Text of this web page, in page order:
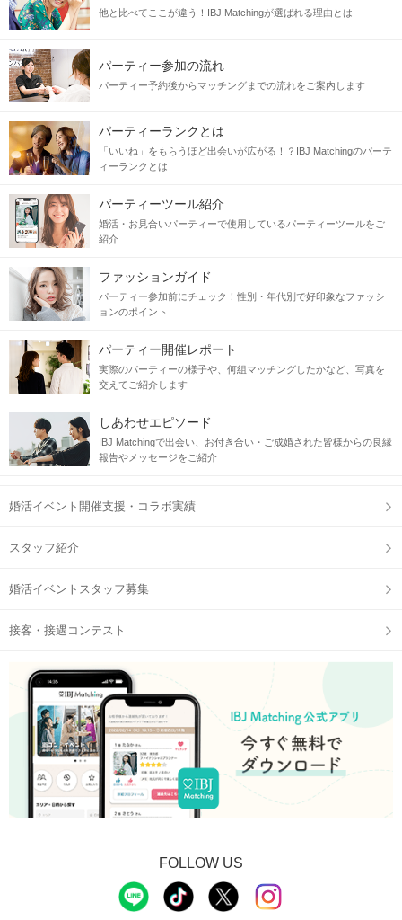
他と比べてここが違う！IBJ Matchingが選ばれる理由とは
パーティー参加の流れ
パーティー予約後からマッチングまでの流れをご案内します
パーティーランクとは
「いいね」をもらうほど出会いが広がる！？IBJ Matchingのパーテ
ィーランクとは
パーティーツール紹介
婚活・お見合いパーティーで使用しているパーティーツールをご
紹介
ファッションガイド
パーティー参加前にチェック！性別・年代別で好印象なファッシ
ョンのポイント
パーティー開催レポート
実際のパーティーの様子や、何組マッチングしたかなど、写真を
交えてご紹介します
しあわせエピソード
IBJ Matchingで出会い、お付き合い・ご成婚された皆様からの良縁
報告やメッセージをご紹介
婚活イベント開催支援・コラボ実績
スタッフ紹介
婚活イベントスタッフ募集
接客・接遇コンテスト
FOLLOW US